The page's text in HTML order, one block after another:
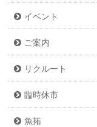
イベント
ご案内
リクルート
臨時休市
魚拓